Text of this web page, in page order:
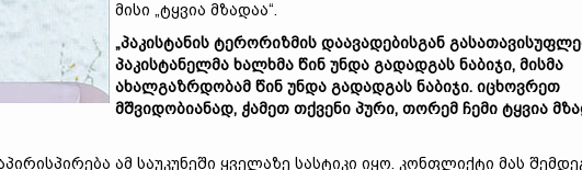
მისი „ტყვია მზადაა“.
„პაკისტანის ტერორიზმის დაავადებისგან
პაკისტანელმა ხალხმა წინ უნდა გადადგას ნაბიჯი, მისმა
ახალგაზრდობამ წინ უნდა გადადგას ნაბიჯი. იცხოვრეთ
მშვიდობიანად, ჭამეთ თქვენი პური, თორემ ჩემი ტყვია
ამ საუკუნეში ყველაზე სასტიკი იყო. კონფლიქტი მას